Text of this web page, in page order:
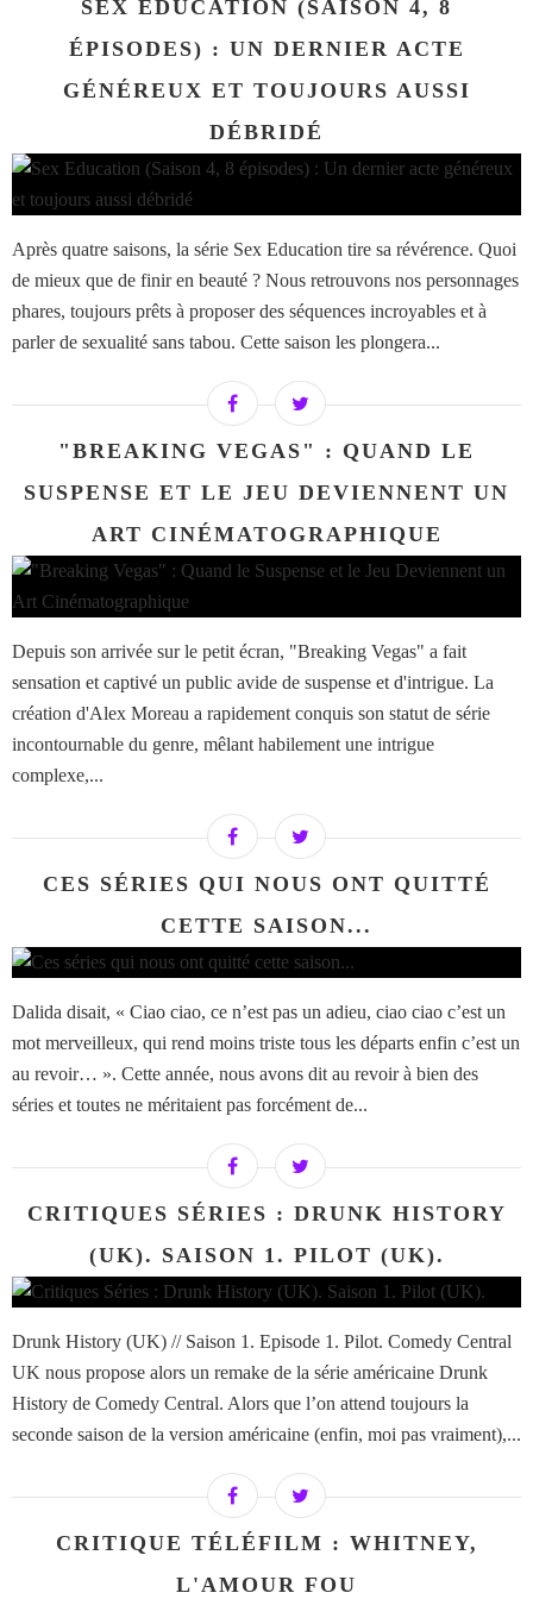
SEX EDUCATION (SAISON 4, 8
ÉPISODES) : UN DERNIER ACTE
GÉNÉREUX ET TOUJOURS AUSSI
DÉBRIDÉ
Après quatre saisons, la série Sex Education tire sa révérence. Quoi
de mieux que de finir en beauté ? Nous retrouvons nos personnages
phares, toujours prêts à proposer des séquences incroyables et à
parler de sexualité sans tabou. Cette saison les plongera...
"BREAKING VEGAS" : QUAND LE
SUSPENSE ET LE JEU DEVIENNENT UN
ART CINÉMATOGRAPHIQUE
Depuis son arrivée sur le petit écran, "Breaking Vegas" a fait
sensation et captivé un public avide de suspense et d'intrigue. La
création d'Alex Moreau a rapidement conquis son statut de série
incontournable du genre, mêlant habilement une intrigue
complexe,...
CES SÉRIES QUI NOUS ONT QUITTÉ
CETTE SAISON...
Dalida disait, « Ciao ciao, ce n’est pas un adieu, ciao ciao c’est un
mot merveilleux, qui rend moins triste tous les départs enfin c’est un
au revoir… ». Cette année, nous avons dit au revoir à bien des
séries et toutes ne méritaient pas forcément de...
CRITIQUES SÉRIES : DRUNK HISTORY
(UK). SAISON 1. PILOT (UK).
Drunk History (UK) // Saison 1. Episode 1. Pilot. Comedy Central
UK nous propose alors un remake de la série américaine Drunk
History de Comedy Central. Alors que l’on attend toujours la
seconde saison de la version américaine (enfin, moi pas vraiment),...
CRITIQUE TÉLÉFILM : WHITNEY,
L'AMOUR FOU